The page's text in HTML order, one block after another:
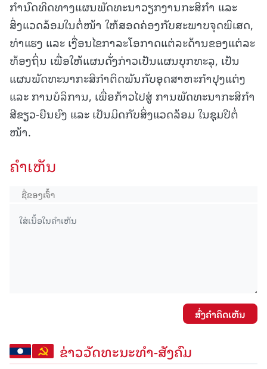
ກຳນົດທິດທາງແຜນພັດທະນາວຽກງານກະສິກຳ ແລະ
ສິ່ງແວດລ້ອມໃນຕໍ່ໜ້າ ໃຫ້ສອດຄ່ອງກັບສະພາບຈຸດພິເສດ,
ທ່າແຮງ ແລະ ເງື່ອນໄຂກາລະໂອກາດແຕ່ລະດ້ານຂອງແຕ່ລະ
ທ້ອງຖິ່ນ ເພື່ອໃຫ້ແຜນດັ່ງກ່າວເປັນແຜນບຸກທະລຸ, ເປັນ
ແຜນພັດທະນາກະສິກຳຕິດພັນກັບອຸດສາຫະກຳປຸງແຕ່ງ
ແລະ ການບໍລິການ, ເພື່ອກ້າວໄປສູ່ ການພັດທະນາກະສິກຳ
ສີຂຽວ-ຍືນຍົງ ແລະ ເປັນມິດກັບສິ່ງແວດລ້ອມ ໃນຊຸມປີຕໍ່
ໜ້າ.
ຄໍາເຫັນ
ສົ່ງຄໍາຄິດເຫັນ
ຂ່າວວັດທະນະທຳ-ສັງຄົມ